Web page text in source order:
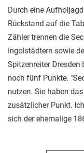
Durch eine
Rückstand auf die
Zähler trennen die
Ingolstädtern sowie
Spitzenreiter
noch fünf Punkte.
nutzen. Sie haben
zusätzlicher Punkt.
sich der ehemalige